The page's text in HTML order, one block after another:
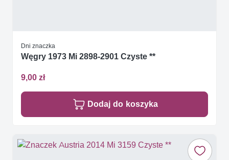
Dni znaczka
Węgry 1973 Mi 2898-2901 Czyste **
9,00 zł
Dodaj do koszyka